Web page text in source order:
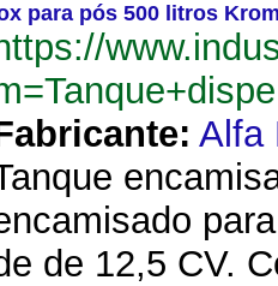
para pós 500 litros
Alfa
de 12,5 CV.